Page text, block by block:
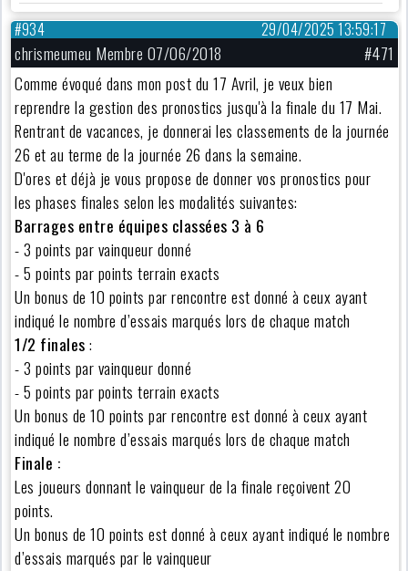
29/04/2025 13:59:17
#934
chrismeumeu Membre 07/06/2018
#471
Comme évoqué dans mon post du 17 Avril, je veux bien
reprendre la gestion des pronostics jusqu'à la finale du 17 Mai.
Rentrant de vacances, je donnerai les classements de la journée
26 et au terme de la journée 26 dans la semaine.
D'ores et déjà je vous propose de donner vos pronostics pour
les phases finales selon les modalités suivantes:
Barrages entre équipes classées 3 à 6
- 3 points par vainqueur donné
- 5 points par points terrain exacts
Un bonus de 10 points par rencontre est donné à ceux ayant
indiqué le nombre d’essais marqués lors de chaque match
1/2 finales:
- 3 points par vainqueur donné
- 5 points par points terrain exacts
Un bonus de 10 points par rencontre est donné à ceux ayant
indiqué le nombre d’essais marqués lors de chaque match
Finale :
Les joueurs donnant le vainqueur de la finale reçoivent 20
points.
Un bonus de 10 points est donné à ceux ayant indiqué le nombre
d’essais marqués par le vainqueur